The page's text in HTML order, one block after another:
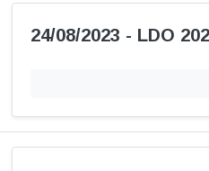
24/08/2023 - LDO